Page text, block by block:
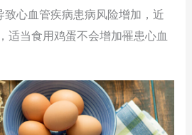
心血管疾病患病风险增加，近
适当食用鸡蛋不会增加罹患心血